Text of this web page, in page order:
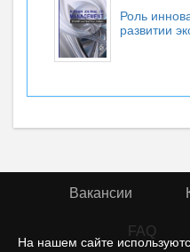
На нашем сайте
Роль
развитии
Вакансии
FAQ